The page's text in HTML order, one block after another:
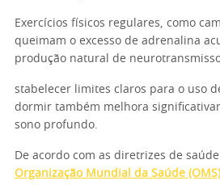
Exercícios físicos regulares, como
queimam o excesso de adrenalina
produção natural de
stabelecer limites claros para o uso
dormir também melhora
sono profundo.
De acordo com as diretrizes de
Organização Mundial da Saúde (OMS)